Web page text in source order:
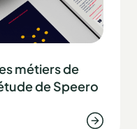
métiers de
de Speero